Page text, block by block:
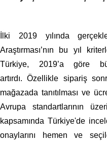
İlki 2019 yılında
Araştırması’nın bu yıl
Türkiye, 2019’a göre
artırdı. Özellikle sipariş
mağazada tanıtılması ve
Avrupa standartlarının
kapsamında Türkiye'de
onaylarını hemen ve